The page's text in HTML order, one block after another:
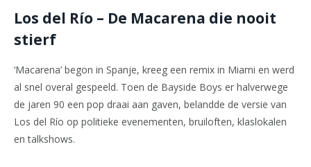
Los del Río – De Macarena die nooit
stierf
‘Macarena’ begon in Spanje, kreeg een remix in Miami en werd
al snel overal gespeeld. Toen de Bayside Boys er halverwege
de jaren 90 een pop draai aan gaven, belandde de versie van
Los del Río op politieke evenementen, bruiloften, klaslokalen
en talkshows.